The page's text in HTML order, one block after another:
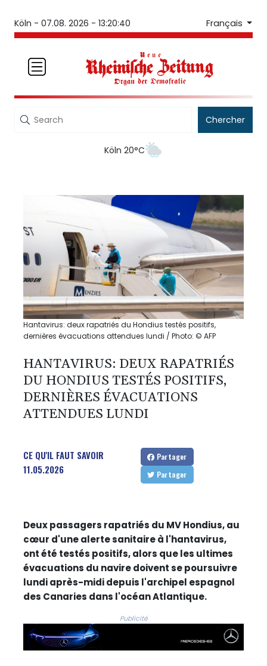
Köln - 07.08. 2026 - 13:20:41 Français
Chercher
Köln 20°C
Hantavirus: deux rapatriés du Hondius testés positifs,
dernières évacuations attendues lundi / Photo: © AFP
HANTAVIRUS: DEUX RAPATRIÉS
DU HONDIUS TESTÉS POSITIFS,
DERNIÈRES ÉVACUATIONS
ATTENDUES LUNDI
CE QU'IL FAUT SAVOIR
11.05.2026
Partager
Partager
Deux passagers rapatriés du MV Hondius, au
cœur d'une alerte sanitaire à l'hantavirus,
ont été testés positifs, alors que les ultimes
évacuations du navire doivent se poursuivre
lundi après-midi depuis l'archipel espagnol
des Canaries dans l'océan Atlantique.
Publicité